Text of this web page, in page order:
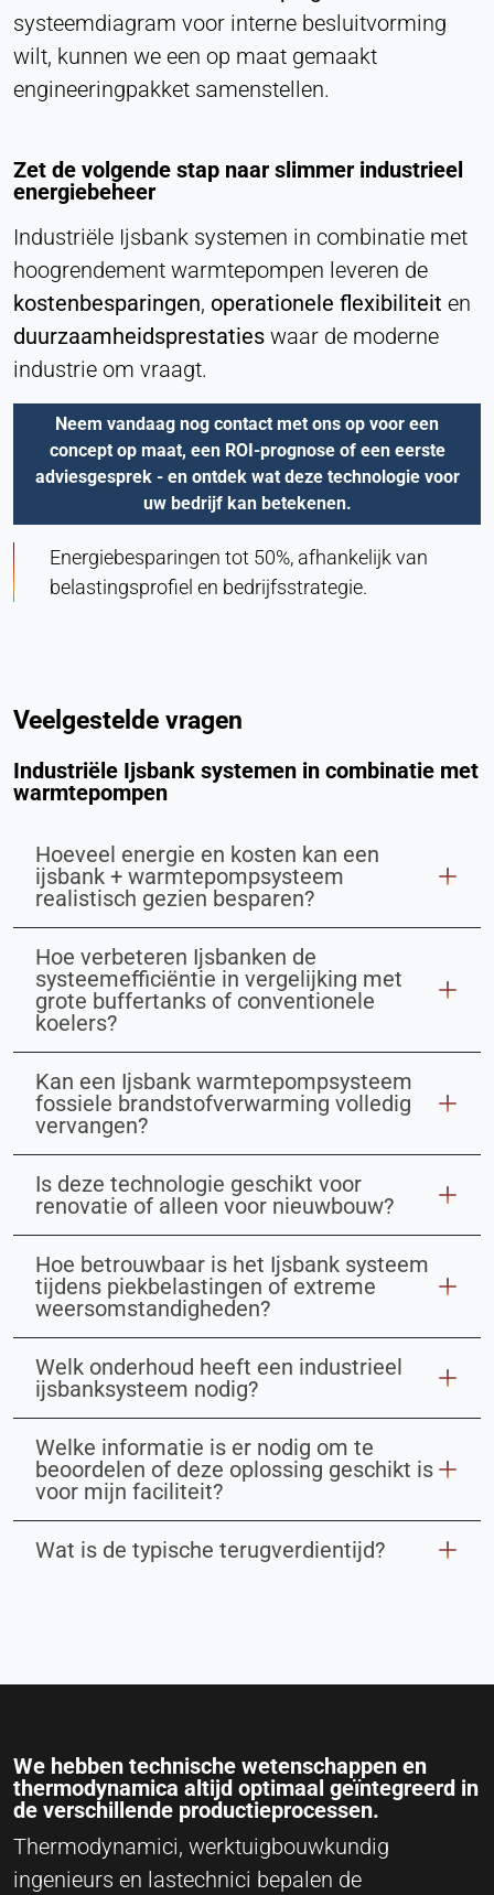
systeemdiagram voor interne besluitvorming
wilt, kunnen we een op maat gemaakt
engineeringpakket samenstellen.
Zet de volgende stap naar slimmer industrieel
energiebeheer
Industriële Ijsbank systemen in combinatie met
hoogrendement warmtepompen leveren de
kostenbesparingen, operationele flexibiliteit en
duurzaamheidsprestaties waar de moderne
industrie om vraagt.
Neem vandaag nog contact met ons op voor een
concept op maat, een ROI-prognose of een eerste
adviesgesprek - en ontdek wat deze technologie voor
uw bedrijf kan betekenen.
Energiebesparingen tot 50%, afhankelijk van
belastingsprofiel en bedrijfsstrategie.
Veelgestelde vragen
Industriële Ijsbank systemen in combinatie met
warmtepompen
Hoeveel energie en kosten kan een
ijsbank + warmtepompsysteem
realistisch gezien besparen?
Hoe verbeteren Ijsbanken de
systeemefficiëntie in vergelijking met
grote buffertanks of conventionele
koelers?
Kan een Ijsbank warmtepompsysteem
fossiele brandstofverwarming volledig
vervangen?
Is deze technologie geschikt voor
renovatie of alleen voor nieuwbouw?
Hoe betrouwbaar is het Ijsbank systeem
tijdens piekbelastingen of extreme
weersomstandigheden?
Welk onderhoud heeft een industrieel
ijsbanksysteem nodig?
Welke informatie is er nodig om te
beoordelen of deze oplossing geschikt is
voor mijn faciliteit?
Wat is de typische terugverdientijd?
We hebben technische wetenschappen en
thermodynamica altijd optimaal geïntegreerd in
de verschillende productieprocessen.
Thermodynamici, werktuigbouwkundig
ingenieurs en lastechnici bepalen de